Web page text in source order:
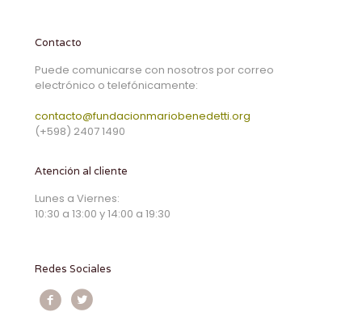
Contacto
Puede comunicarse con nosotros por correo
electrónico o telefónicamente:
contacto@fundacionmariobenedetti.org
(+598) 2407 1490
Atención al cliente
Lunes a Viernes:
10:30 a 13:00 y 14:00 a 19:30
Redes Sociales